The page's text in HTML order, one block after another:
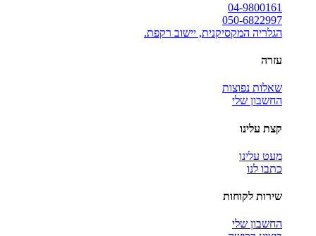
04-9800161
050-6822997
הגלריה המקסיקנית, יישוב רקפת.
עזרה
שאלות נפוצות
החשבון שלי
קצת עלינו
מעט עלינו
כתבו לנו
שירות לקוחות
החשבון שלי